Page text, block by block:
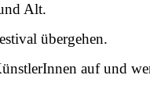
Alt.
übergehen.
auf und